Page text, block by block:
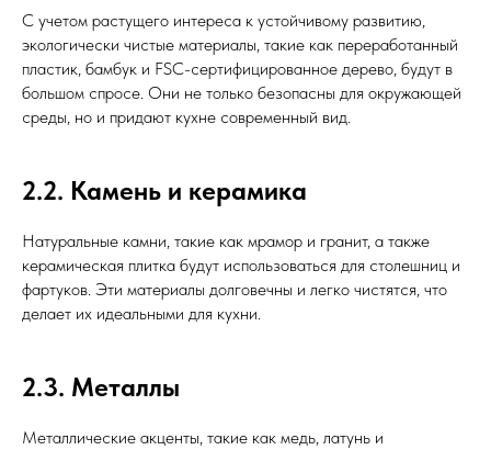
С учетом растущего интереса к устойчивому развитию,
экологически чистые материалы, такие как переработанный
пластик, бамбук и FSC-сертифицированное дерево, будут в
большом спросе. Они не только безопасны для окружающей
среды, но и придают кухне современный вид.
2.2. Камень и керамика
Натуральные камни, такие как мрамор и гранит, а также
керамическая плитка будут использоваться для столешниц и
фартуков. Эти материалы долговечны и легко чистятся, что
делает их идеальными для кухни.
2.3. Металлы
Металлические акценты, такие как медь, латунь и